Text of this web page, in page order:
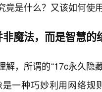
竟是什么？又该如何使
魔法，而是智慧的
解，所谓的“17c永久隐
一种巧妙利用网络规